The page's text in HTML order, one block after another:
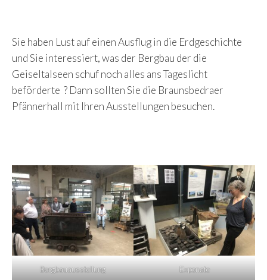
Sie haben Lust auf einen Ausflug in die Erdgeschichte
und Sie interessiert, was der Bergbau der die
Geiseltalseen schuf noch alles ans Tageslicht
beförderte ? Dann sollten Sie die Braunsbedraer
Pfännerhall mit Ihren Ausstellungen besuchen.
Bergbauausstellung Exponate